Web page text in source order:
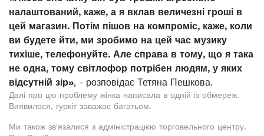
налаштований, каже, а я вклав величезні гроші в
цей магазин. Потім пішов на компроміс, каже, коли
ви будете йти, ми зробимо на цей час музику
тихіше, телефонуйте. Але справа в тому, що я така
не одна, тому світлофор потрібен людям, у яких
відсутній зір», - розповідає Тетяна Пешкова.
Далі про цю проблему жінка написала в одній із обмереж.
Виявилося, гуркіт заважає багатьом.
Ми також зв'язалися з адміністрацією торговельного центру.